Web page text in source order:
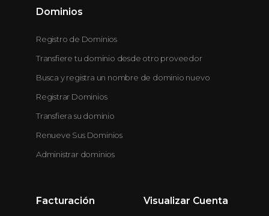
Dominios
Registro de Dominios
Transfiere tu dominio desde otro proveedor
Busca y registra un nombre de dominio nuevo
Registrar Dominios
Transfiera su dominio
Renueve Sus Dominios
Administrar dominios
Facturación Visualizar Cuenta